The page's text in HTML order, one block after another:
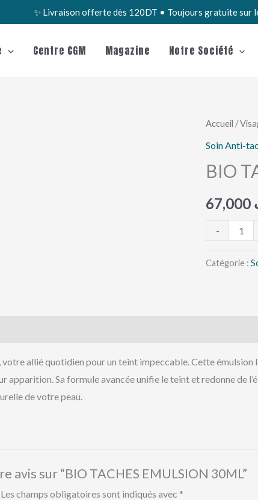
✨ Livraison offerte dès 120DT • Toujours gratuite sur
Centre CGM Magazine Notre Société
Accueil /
Soin Anti-
BIO
-
quantité
de
TACHES
30ML
Catégorie :
allié quotidien pour un teint impeccable. Cette
apparition. Sa formule avancée unifie le teint et redonne de
de votre peau.
avis sur “BIO TACHES EMULSION 30ML”
Les champs obligatoires sont indiqués avec *